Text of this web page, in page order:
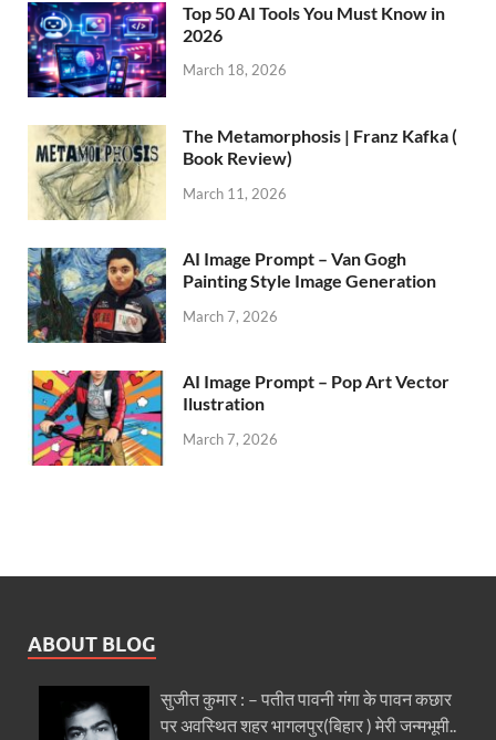
Top 50 AI Tools You Must Know in
2026
March 18, 2026
The Metamorphosis | Franz Kafka (
Book Review)
March 11, 2026
AI Image Prompt – Van Gogh
Painting Style Image Generation
March 7, 2026
AI Image Prompt – Pop Art Vector
Ilustration
March 7, 2026
ABOUT BLOG
सुजीत कुमार : – पतीत पावनी गंगा के पावन कछार
पर अवस्थित शहर भागलपुर(बिहार ) मेरी जन्मभूमी..